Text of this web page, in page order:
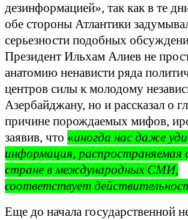
дезинформацией», так как в те
обе стороны Атлантики
серьезности подобных
Президент Ильхам Алиев не
анатомию ненависти ряда
центров силы к молодому
Азербайджану, но и рассказал о
причине порождаемых мифов,
заявив, что «иногда нас даже
информация, распространяемая
стране в международных СМИ,
соответствует
Еще до начала государственной